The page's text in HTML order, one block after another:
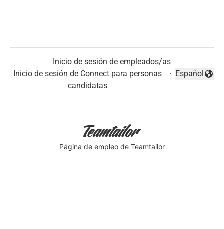
Inicio de sesión de empleados/as
Inicio de sesión de Connect para personas
candidatas
·
Cambiar
Español
Página de empleode Teamtailor